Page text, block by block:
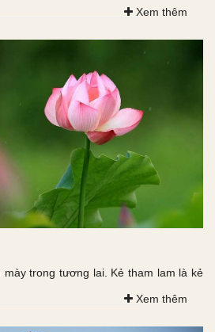
Xem thêm
trong tương lai. Kẻ tham lam là kẻ
Xem thêm